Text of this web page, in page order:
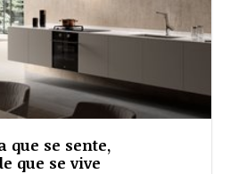
que se sente,
que se vive